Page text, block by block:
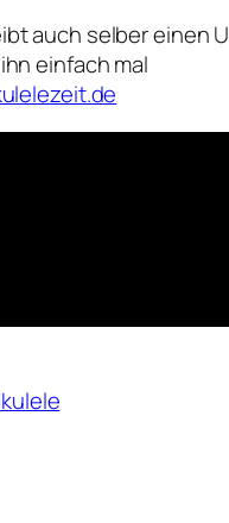
auch selber einen
einfach mal